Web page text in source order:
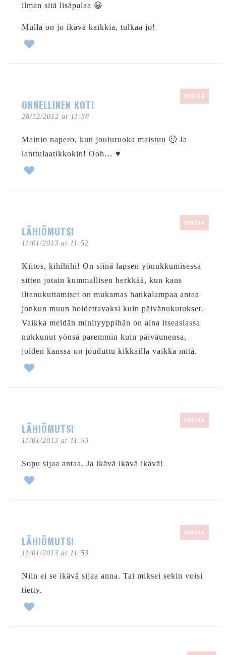
ilman sitä lisäpalaa 😀
Mulla on jo ikävä kaikkia, tulkaa jo!
ONNELLINEN KOTI
28/12/2012 at 11:38
VASTAA
Mainio napero, kun jouluruoka maistuu 🙂 Ja
lanttulaatikkokin! Ooh… ♥
LÄHIÖMUTSI
11/01/2013 at 11:52
VASTAA
Kiitos, kihihihi! On siinä lapsen yönukkumisessa
sitten jotain kummallisen herkkää, kun kans
iltanukuttamiset on mukamas hankalampaa antaa
jonkun muun hoidettavaksi kuin päivänukutukset.
Vaikka meidän minityyppihän on aina itseasiassa
nukkunut yönsä paremmin kuin päiväunensa,
joiden kanssa on jouduttu kikkailla vaikka mitä.
LÄHIÖMUTSI
11/01/2013 at 11:53
VASTAA
Sopu sijaa antaa. Ja ikävä ikävä ikävä!
LÄHIÖMUTSI
11/01/2013 at 11:53
VASTAA
Niin ei se ikävä sijaa anna. Tai miksei sekin voisi
tietty.